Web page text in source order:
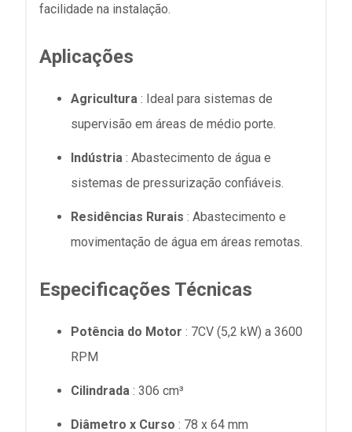
facilidade na instalação.
Aplicações
Agricultura : Ideal para sistemas de
supervisão em áreas de médio porte.
Indústria : Abastecimento de água e
sistemas de pressurização confiáveis.
Residências Rurais : Abastecimento e
movimentação de água em áreas remotas.
Especificações Técnicas
Potência do Motor : 7CV (5,2 kW) a 3600
RPM
Cilindrada : 306 cm³
Diâmetro x Curso : 78 x 64 mm